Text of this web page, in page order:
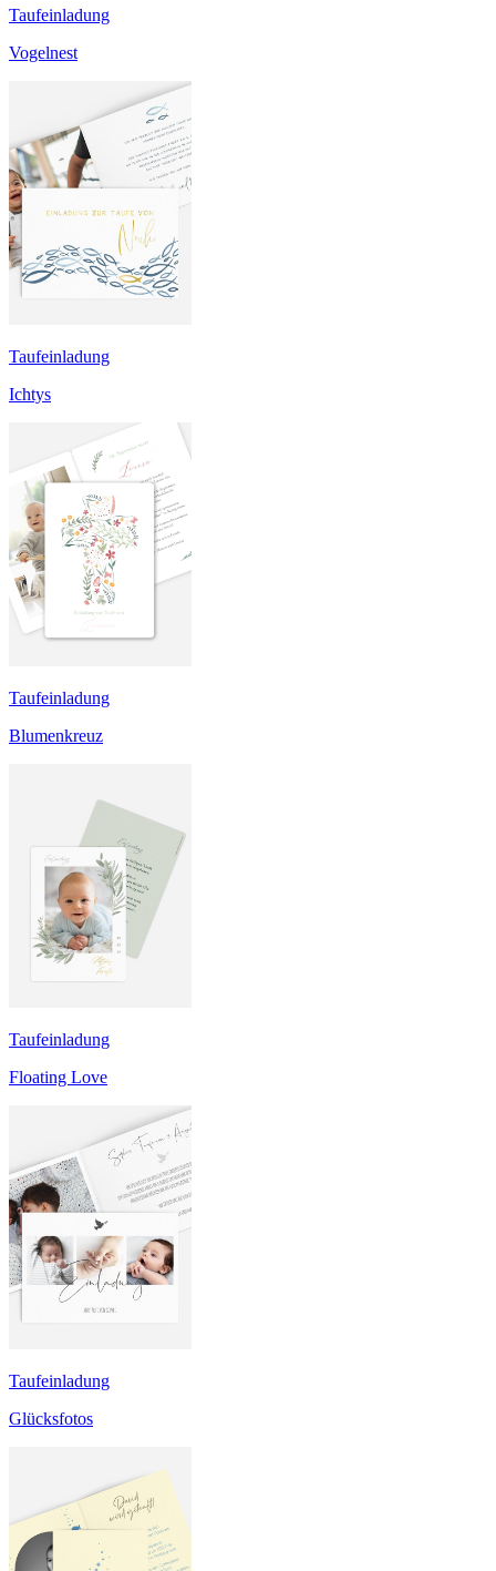
Taufeinladung
Vogelnest
Taufeinladung
Ichtys
Taufeinladung
Blumenkreuz
Taufeinladung
Floating Love
Taufeinladung
Glücksfotos